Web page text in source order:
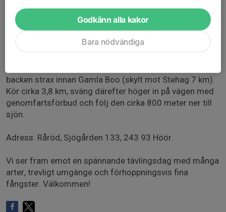
söndagen den 27 september, via klubbens hemsida så
att vi kan boka båt till alla som vill vara med. OBS!
kommentera gärna vid anmälan om du har egen båt!
backen strax innan Gamla Boo (skylt mot Stehag 7 km).
Kör cirka 3,8 km, sväng därefter höger in på vägen med
genomfartsförbud och följ den cirka 800 meter ner till
sjön.
Adress: Råröd, Sjögården 133, 243 93 Höör.
Vi ser fram emot en spännande tävlingsdag med många
arter, trevligt umgänge och förhoppningsvis fina
fångster. Välkommen!
Godkänn alla kakor
Bara nödvändiga